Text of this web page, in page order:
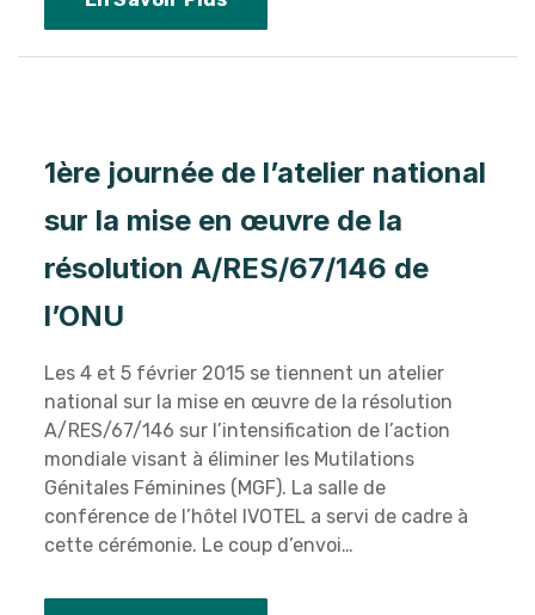
1ère journée de l’atelier national
sur la mise en œuvre de la
résolution A/RES/67/146 de
l’ONU
Les 4 et 5 février 2015 se tiennent un atelier
national sur la mise en œuvre de la résolution
A/RES/67/146 sur l’intensification de l’action
mondiale visant à éliminer les Mutilations
Génitales Féminines (MGF). La salle de
conférence de l’hôtel IVOTEL a servi de cadre à
cette cérémonie. Le coup d’envoi…